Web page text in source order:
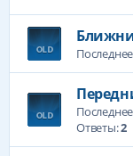
Ответы:2